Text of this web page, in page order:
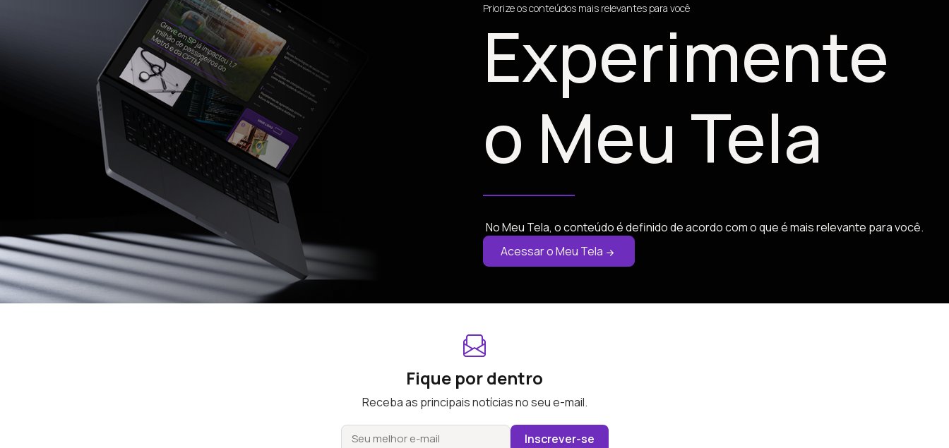
Priorize os conteúdos mais relevantes para você
Experimente
o Meu Tela
No Meu Tela, o conteúdo é definido de acordo com o que é mais relevante para você.
Acessar o Meu Tela
Fique por dentro
Receba as principais notícias no seu e-mail.
Inscrever-se